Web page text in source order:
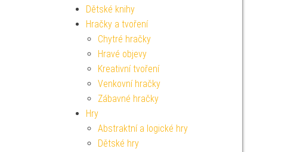
Dětské knihy
Hračky a tvoření
Chytré hračky
Hravé objevy
Kreativní tvoření
Venkovní hračky
Zábavné hračky
Hry
Abstraktní a logické hry
Dětské hry